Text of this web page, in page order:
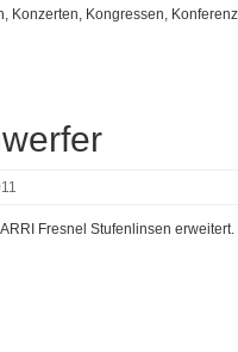
Konzerten, Kongressen,
Fresnel Stufenlinsen